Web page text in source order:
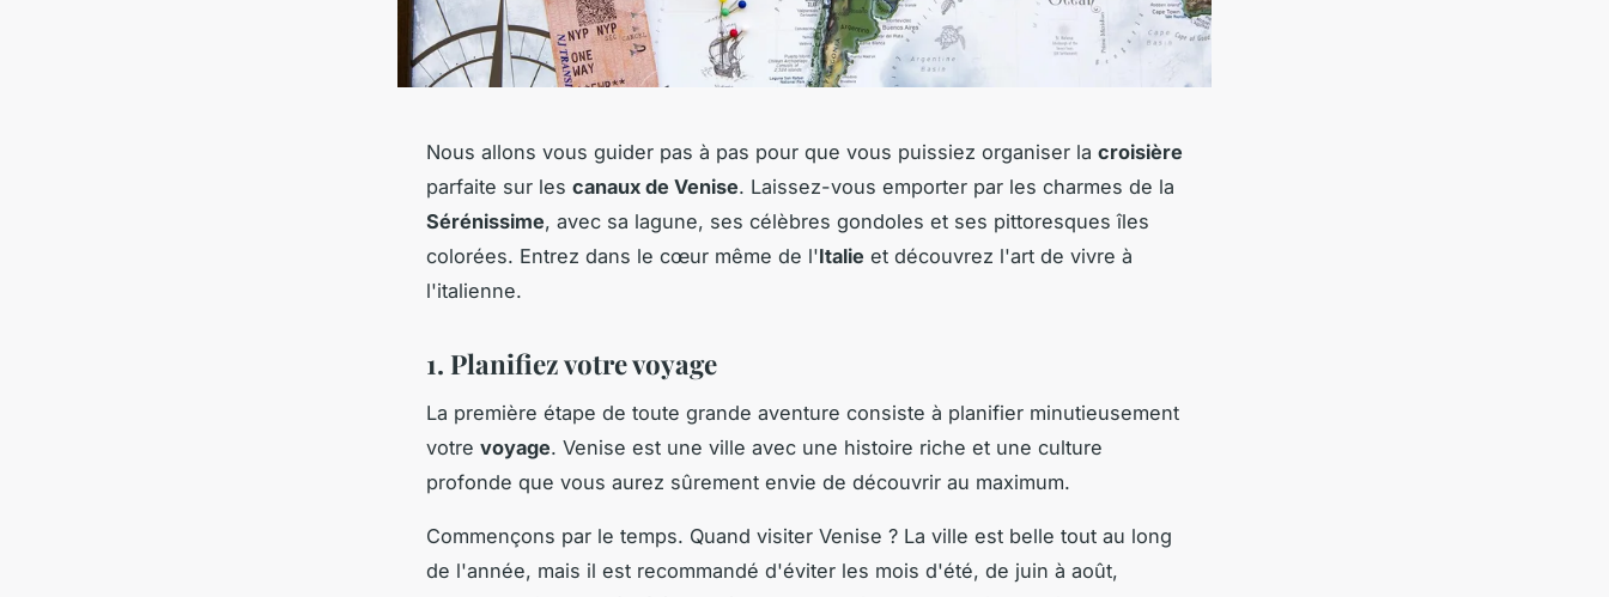
Nous allons vous guider pas à pas pour que vous puissiez organiser la croisière
parfaite sur les canaux de Venise. Laissez-vous emporter par les charmes de la
Sérénissime, avec sa lagune, ses célèbres gondoles et ses pittoresques îles
colorées. Entrez dans le cœur même de l'Italie et découvrez l'art de vivre à
l'italienne.
1. Planifiez votre voyage
La première étape de toute grande aventure consiste à planifier minutieusement
votre voyage. Venise est une ville avec une histoire riche et une culture
profonde que vous aurez sûrement envie de découvrir au maximum.
Commençons par le temps. Quand visiter Venise ? La ville est belle tout au long
de l'année, mais il est recommandé d'éviter les mois d'été, de juin à août,